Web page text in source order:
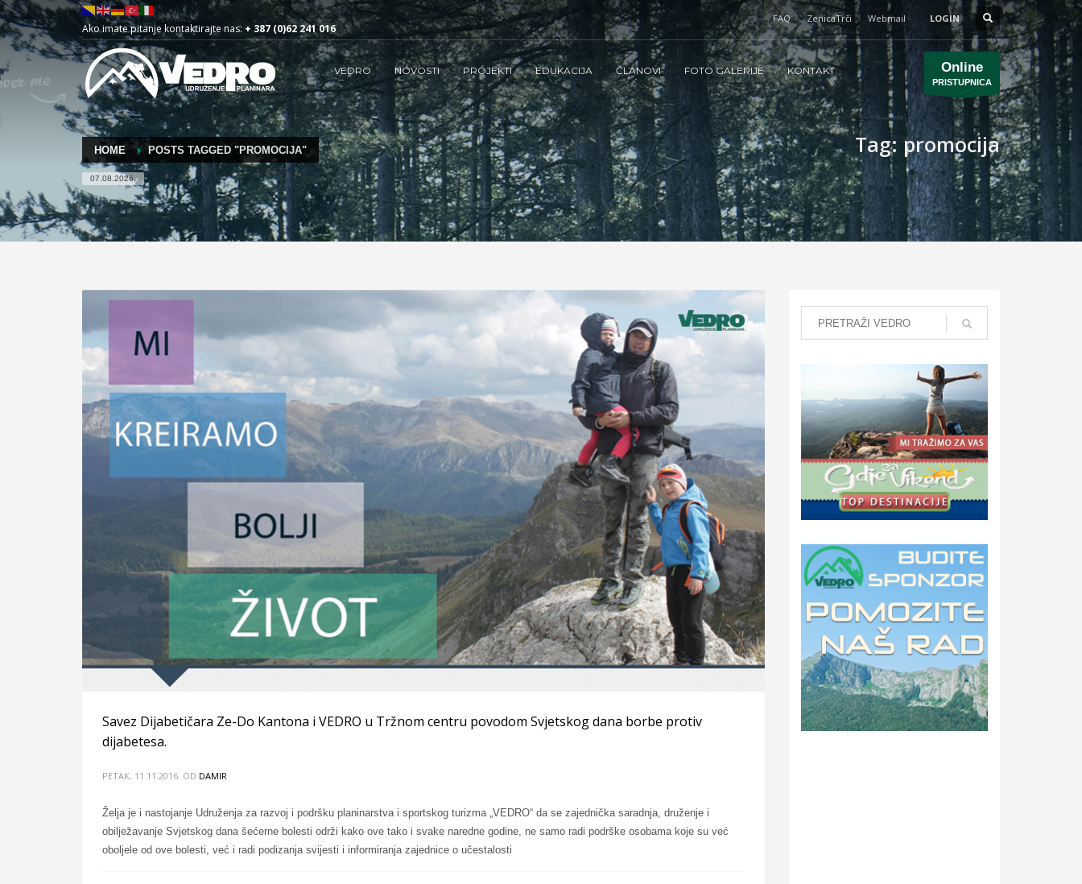
Ako imate pitanje kontaktirajte nas: + 387 (0)62 241 016
FAQ ZenicaTrči Webmail LOGIN
VEDRO NOVOSTI PROJEKTI EDUKACIJA ČLANOVI FOTO GALERIJE KONTAKT Online
PRISTUPNICA
HOME POSTS TAGGED "PROMOCIJA"
07.08.2026.
Tag: promocija
Savez Dijabetičara Ze-Do Kantona i VEDRO u Tržnom centru povodom Svjetskog dana borbe protiv
dijabetesa.
PETAK, 11.11.2016. OD DAMIR
Želja je i nastojanje Udruženja za razvoj i podršku planinarstva i sportskog turizma „VEDRO“ da se zajednička saradnja, druženje i
obilježavanje Svjetskog dana šećerne bolesti održi kako ove tako i svake naredne godine, ne samo radi podrške osobama koje su već
oboljele od ove bolesti, već i radi podizanja svijesti i informiranja zajednice o učestalosti